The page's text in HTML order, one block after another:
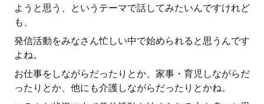
ようと思う、というテーマで話してみたいんですけれど
も、
発信活動をみなさん忙しい中で始められると思うんです
よね。
お仕事をしながらだったりとか、家事・育児しながらだ
ったりとか、他にも介護しながらだったりとかね。